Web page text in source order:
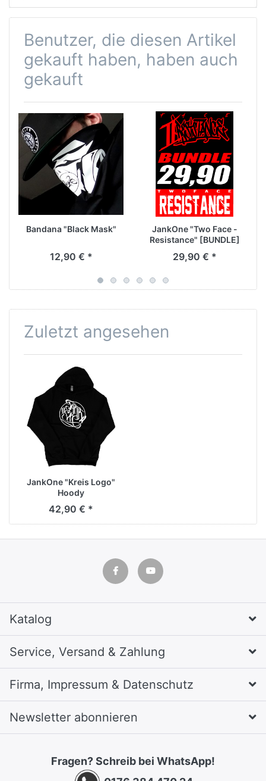
Benutzer, die diesen Artikel
gekauft haben, haben auch
gekauft
Bandana "Black Mask"
12,90 € *
JankOne "Two Face -
Resistance" [BUNDLE]
29,90 € *
Zuletzt angesehen
JankOne "Kreis Logo"
Hoody
42,90 € *
Katalog
Service, Versand & Zahlung
Firma, Impressum & Datenschutz
Newsletter abonnieren
Fragen? Schreib bei WhatsApp!